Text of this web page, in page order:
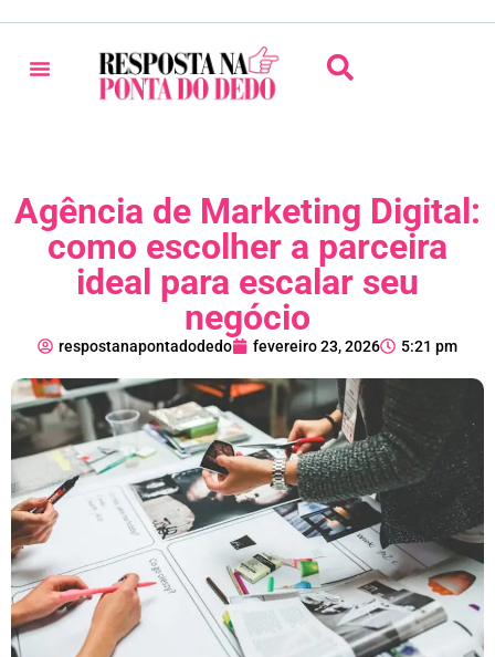
Agência de Marketing Digital:
como escolher a parceira
ideal para escalar seu
negócio
respostanapontadodedo fevereiro 23, 2026 5:21 pm